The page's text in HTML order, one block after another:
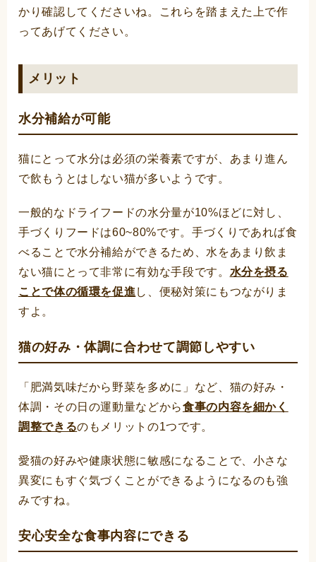
かり確認してくださいね。これらを踏まえた上で作
ってあげてください。
メリット
水分補給が可能
猫にとって水分は必須の栄養素ですが、あまり進ん
で飲もうとはしない猫が多いようです。
一般的なドライフードの水分量が10%ほどに対し、
手づくりフードは60~80%です。手づくりであれば食
べることで水分補給ができるため、水をあまり飲ま
ない猫にとって非常に有効な手段です。 水分を摂る
ことで体の循環を促進 し、便秘対策にもつながりま
すよ。
猫の好み・体調に合わせて調節しやすい
「肥満気味だから野菜を多めに」など、猫の好み・
体調・その日の運動量などから食事の内容を細かく
調整できるのもメリットの1つです。
愛猫の好みや健康状態に敏感になることで、小さな
異変にもすぐ気づくことができるようになるのも強
みですね。
安心安全な食事内容にできる